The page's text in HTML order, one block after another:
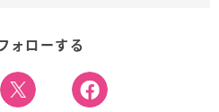
ォローする